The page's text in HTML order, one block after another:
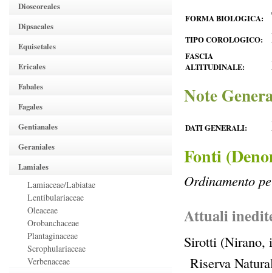
Dioscoreales
Dipsacales
Equisetales
Ericales
Fabales
Fagales
Gentianales
Geraniales
Lamiales
Lamiaceae/Labiatae
Lentibulariaceae
Oleaceae
Orobanchaceae
Plantaginaceae
Scrophulariaceae
Verbenaceae
FORMA BIOLOGICA:
TIPO COROLOGICO:
FASCIA
ALTITUDINALE:
Note
DATI GENERALI:
Fonti
Ordinamento
Attuali
Sirotti (Nirano,
Riserva